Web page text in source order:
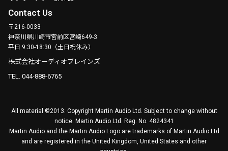
Contact Us
〒216-0033
神奈川県川崎市宮前区宮崎649-3
平日 9:30-18:30（土日祝休み）
株式会社オーディオブレインズ
TEL. 044-888-6765
All material ©2013. Copyright Martin Audio Ltd. Subject to change without
notice. Martin Audio Ltd. Reg. No. 4824341
Martin Audio and the Martin Audio Logo are trademarks of Martin Audio Ltd
and are registered in the United Kingdom, United States and other